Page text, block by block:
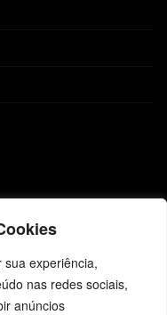
sua experiência,
nas redes sociais,
anúncios